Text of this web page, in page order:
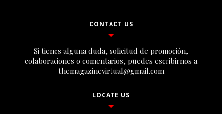
CONTACT US
Si tienes alguna duda, solicitud de promoción,
colaboraciones o comentarios, puedes escribirnos a
themagazinevirtual@gmail.com
LOCATE US